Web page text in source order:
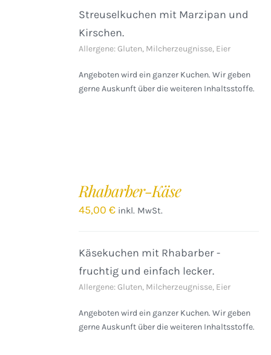
Streuselkuchen mit Marzipan und
Kirschen.
Allergene: Gluten, Milcherzeugnisse, Eier
Angeboten wird ein ganzer Kuchen. Wir geben
gerne Auskunft über die weiteren Inhaltsstoffe.
Rhabarber-Käse
45,00€ inkl. MwSt.
Käsekuchen mit Rhabarber -
fruchtig und einfach lecker.
Allergene: Gluten, Milcherzeugnisse, Eier
Angeboten wird ein ganzer Kuchen. Wir geben
gerne Auskunft über die weiteren Inhaltsstoffe.